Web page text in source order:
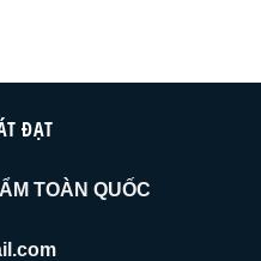
ĐẠT
TOÀN QUỐC